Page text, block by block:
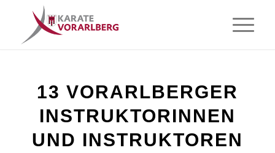
13 VORARLBERGER
INSTRUKTORINNEN
UND INSTRUKTOREN